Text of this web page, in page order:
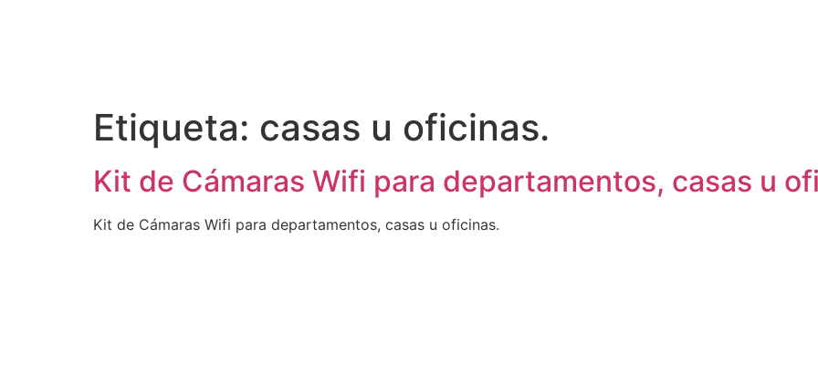
Etiqueta: casas u oficinas.
Kit de Cámaras Wifi para departamentos, casas u
Kit de Cámaras Wifi para departamentos, casas u oficinas.